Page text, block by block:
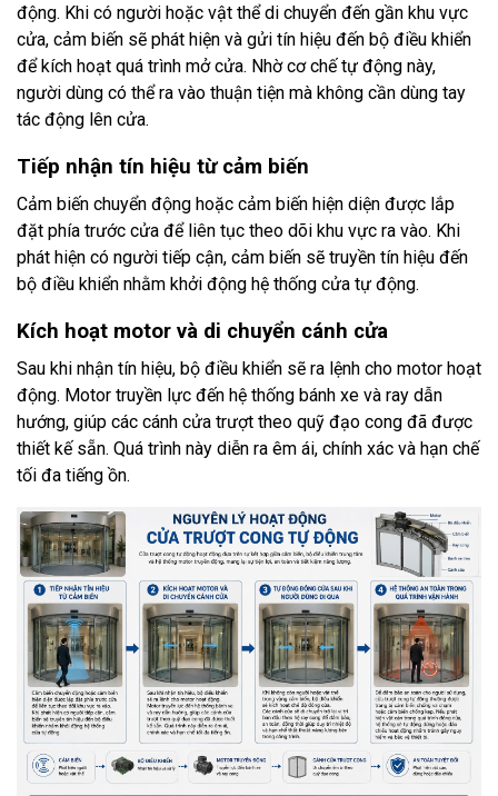
động. Khi có người hoặc vật thể di chuyển đến gần khu vực
cửa, cảm biến sẽ phát hiện và gửi tín hiệu đến bộ điều khiển
để kích hoạt quá trình mở cửa. Nhờ cơ chế tự động này,
người dùng có thể ra vào thuận tiện mà không cần dùng tay
tác động lên cửa.
Tiếp nhận tín hiệu từ cảm biến
Cảm biến chuyển động hoặc cảm biến hiện diện được lắp
đặt phía trước cửa để liên tục theo dõi khu vực ra vào. Khi
phát hiện có người tiếp cận, cảm biến sẽ truyền tín hiệu đến
bộ điều khiển nhằm khởi động hệ thống cửa tự động.
Kích hoạt motor và di chuyển cánh cửa
Sau khi nhận tín hiệu, bộ điều khiển sẽ ra lệnh cho motor hoạt
động. Motor truyền lực đến hệ thống bánh xe và ray dẫn
hướng, giúp các cánh cửa trượt theo quỹ đạo cong đã được
thiết kế sẵn. Quá trình này diễn ra êm ái, chính xác và hạn chế
tối đa tiếng ồn.